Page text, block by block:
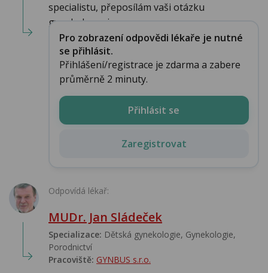
specialistu, přeposílám vaši otázku
gynekologovi...
Pro zobrazení odpovědi lékaře je nutné
se přihlásit.
Přihlášení/registrace je zdarma a zabere
průměrně 2 minuty.
Přihlásit se
Zaregistrovat
Odpovídá lékař:
MUDr. Jan Sládeček
Specializace: Dětská gynekologie, Gynekologie,
Porodnictví
Pracoviště: GYNBUS s.r.o.